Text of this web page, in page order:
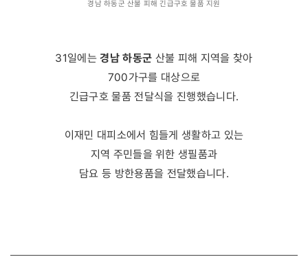
경남 하동군 산불 피해 긴급구호 물품 지원
31일에는경남 하동군 산불 피해 지역을 찾아
700가구를 대상으로
긴급구호 물품 전달식을 진행했습니다.
이재민 대피소에서 힘들게 생활하고 있는
지역 주민들을 위한 생필품과
담요 등 방한용품을 전달했습니다.